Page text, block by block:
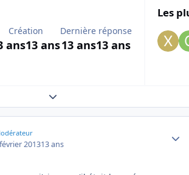
Création
ans13 ans
Dernière réponse
13 ans13 ans
Les
Expand topic overview
201313 ans